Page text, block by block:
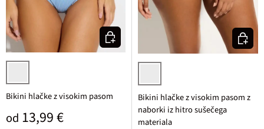
svetlo modra/bela vzdolžno črtasta
Bikini hlačke z visokim pasom
Običajna cena
od 13,99 €
Izberi varianto
črna
Bikini hlačke z visokim pasom z
naborki iz hitro sušečega
materiala
Izberi